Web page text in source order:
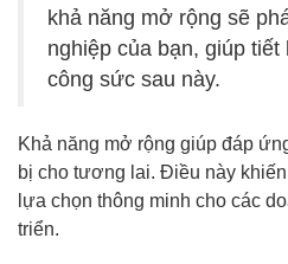
khả năng mở rộng sẽ
nghiệp của bạn, giúp tiết
công sức sau này.
Khả năng mở rộng giúp đáp
bị cho tương lai. Điều này
lựa chọn thông minh cho các
triển.